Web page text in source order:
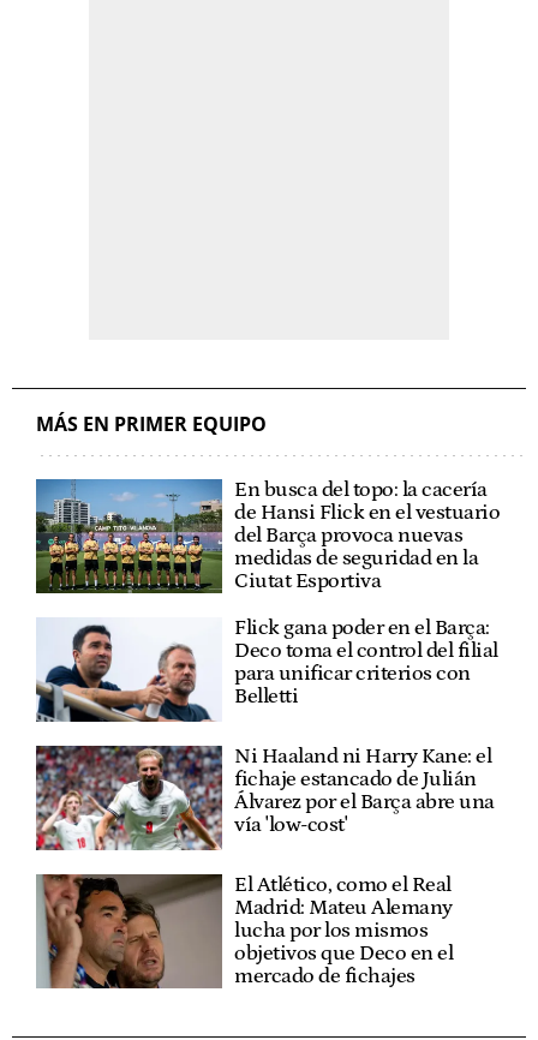
MÁS EN PRIMER EQUIPO
En busca del topo: la cacería
de Hansi Flick en el vestuario
del Barça provoca nuevas
medidas de seguridad en la
Ciutat Esportiva
Flick gana poder en el Barça:
Deco toma el control del filial
para unificar criterios con
Belletti
Ni Haaland ni Harry Kane: el
fichaje estancado de Julián
Álvarez por el Barça abre una
vía 'low-cost'
El Atlético, como el Real
Madrid: Mateu Alemany
lucha por los mismos
objetivos que Deco en el
mercado de fichajes